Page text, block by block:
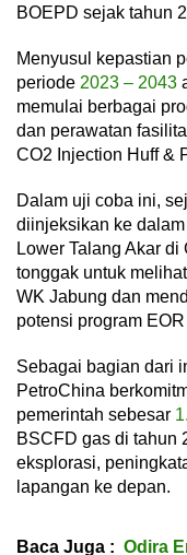
BOEPD sejak tahun
Menyusul kepastian
periode 2023 – 2043
memulai berbagai
dan perawatan
CO2 Injection Huff &
Dalam uji coba ini,
diinjeksikan ke
Lower Talang Akar
tonggak untuk
WK Jabung dan
potensi program
Sebagai bagian dari
PetroChina
pemerintah sebesar
BSCFD gas di tahun
eksplorasi,
lapangan ke depan.
Baca Juga : Odira